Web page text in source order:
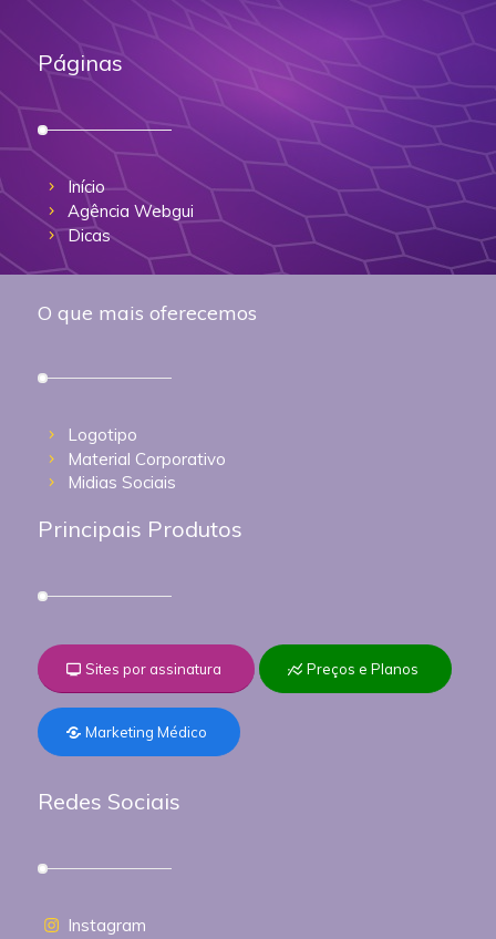
Páginas
Início
Agência Webgui
Dicas
O que mais oferecemos
Logotipo
Material Corporativo
Midias Sociais
Principais Produtos
Sites por assinatura Preços e Planos
Marketing Médico
Redes Sociais
Instagram